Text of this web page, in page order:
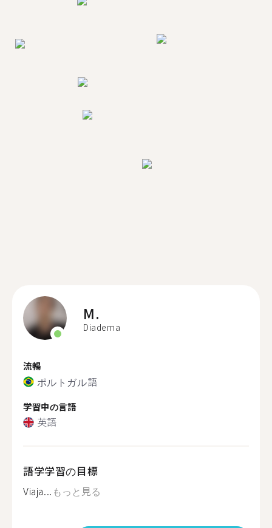
M.
Diadema
流暢
ポルトガル語
学習中の言語
英語
語学学習の目標
Viaja... もっと見る